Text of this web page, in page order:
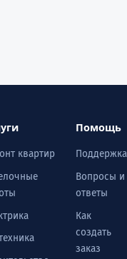
квартир
Помощь
Поддержка
Вопросы и
ответы
Как
создать
заказ